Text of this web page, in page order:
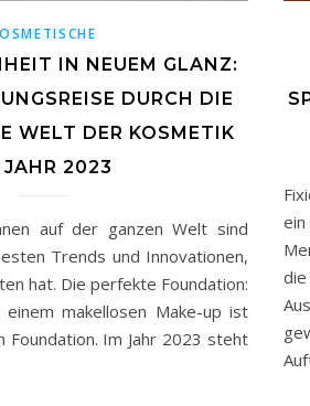
IN NEUEM GLANZ:
DURCH DIE
WELT DER KOSMETIK
JAHR 2023
auf der ganzen Welt sind
Trends und Innovationen,
hat. Die perfekte Foundation:
makellosen Make-up ist
Foundation. Im Jahr 2023 steht